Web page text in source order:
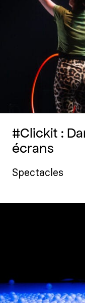
#Clickit :
écrans
Spectacles